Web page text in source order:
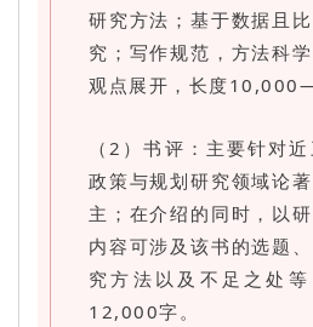
研究方法；基于数据且
究；写作规范，方法科
观点展开，长度
（2）书评：主要针对
政策与规划研究领域论
主；在介绍的同时，以
内容可涉及该书的选题
究方法以及不足之处
12,000字。